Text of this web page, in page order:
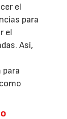
el
para
el
Así,